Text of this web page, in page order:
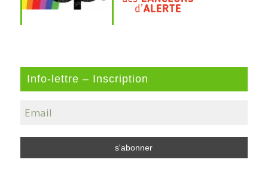
Info-lettre – Inscription